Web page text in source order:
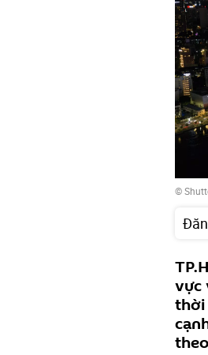
©
vực
thời